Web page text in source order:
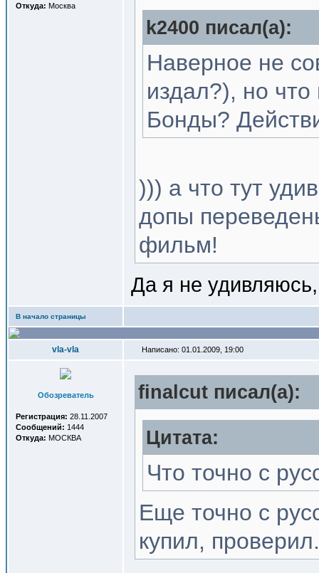
Откуда: Москва
k2400 писал(a):
Наверное не
издал?), но
Бонды?
))) а что тут
допы
фильм!
Да я не
В начало страницы
vla-vla Написано: 01.01.2009, 19:00
Обозреватель
Регистрация: 28.11.2007
Сообщений: 1444
Откуда: МОСКВА
finalcut писал(a):
Цитата:
Что точно с
Еще точно с
купил, проверил.